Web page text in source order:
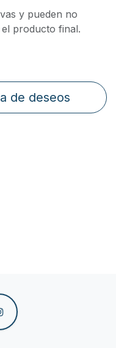
y pueden no
producto final.
de deseos